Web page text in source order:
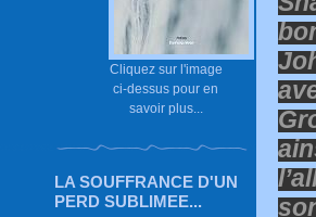
Cliquez sur l'image
ci-dessus pour en
savoir plus...
LA SOUFFRANCE D'UN
PERD SUBLIMEE...